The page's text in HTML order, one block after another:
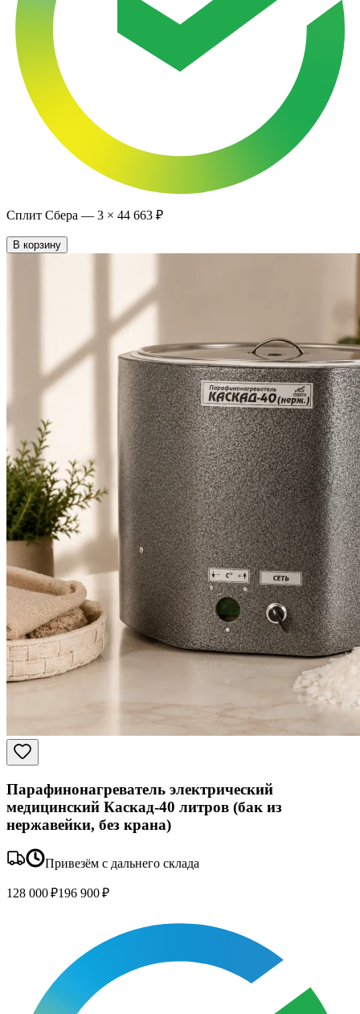
Сплит Сбера — 3 × 44 663 ₽
В корзину
Парафинонагреватель электрический
медицинский Каскад-40 литров (бак из
нержавейки, без крана)
Привезём с дальнего склада
128 000 ₽196 900 ₽